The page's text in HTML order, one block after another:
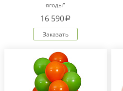
ягоды"
16 590a
Заказать